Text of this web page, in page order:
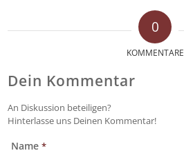
0
KOMMENTARE
Dein Kommentar
An Diskussion beteiligen?
Hinterlasse uns Deinen Kommentar!
Name*